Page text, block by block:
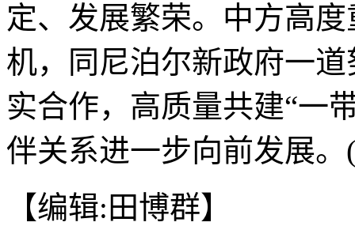
定、发展繁荣。中方高
机，同尼泊尔新政府一
实合作，高质量共建“一
伴关系进一步向前发展。
【编辑:田博群】